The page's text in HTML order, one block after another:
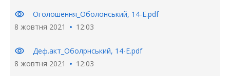
visibility
Оголошення_Оболонський, 14-Е.pdf
8 жовтня 2021
12:03
visibility
Деф.акт_Оболрнський, 14-Е.pdf
8 жовтня 2021
12:03